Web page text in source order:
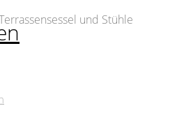
und Stühle